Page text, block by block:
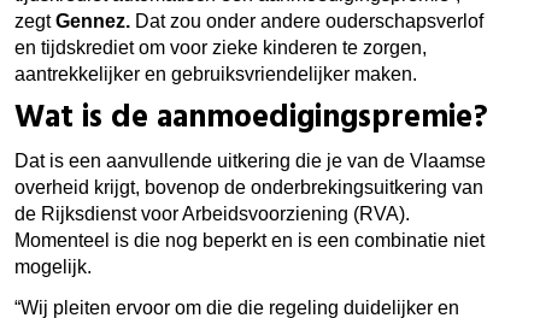
zegt Gennez. Dat zou onder andere ouderschapsverlof
en tijdskrediet om voor zieke kinderen te zorgen,
aantrekkelijker en gebruiksvriendelijker maken.
Wat is de aanmoedigingspremie?
Dat is een aanvullende uitkering die je van de Vlaamse
overheid krijgt, bovenop de onderbrekingsuitkering van
de Rijksdienst voor Arbeidsvoorziening (RVA).
Momenteel is die nog beperkt en is een combinatie niet
mogelijk.
“Wij pleiten ervoor om die die regeling duidelijker en